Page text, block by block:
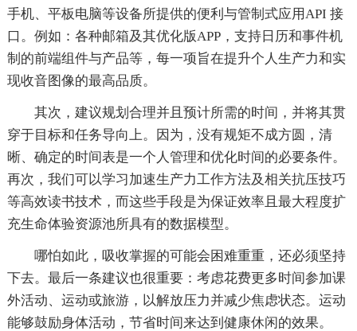
手机、平板电脑等设备所提供的便利与管制式应用API 接
口。例如：各种邮箱及其优化版APP，支持日历和事件机
制的前端组件与产品等，每一项旨在提升个人生产力和实
现收音图像的最高品质。
其次，建议规划合理并且预计所需的时间，并将其贯
穿于目标和任务导向上。因为，没有规矩不成方圆，清
晰、确定的时间表是一个人管理和优化时间的必要条件。
再次，我们可以学习加速生产力工作方法及相关抗压技巧
等高效读书技术，而这些手段是为保证效率且最大程度扩
充生命体验资源池所具有的数据模型。
哪怕如此，吸收掌握的可能会困难重重，还必须坚持
下去。最后一条建议也很重要：考虑花费更多时间参加课
外活动、运动或旅游，以解放压力并减少焦虑状态。运动
能够鼓励身体活动，节省时间来达到健康休闲的效果。